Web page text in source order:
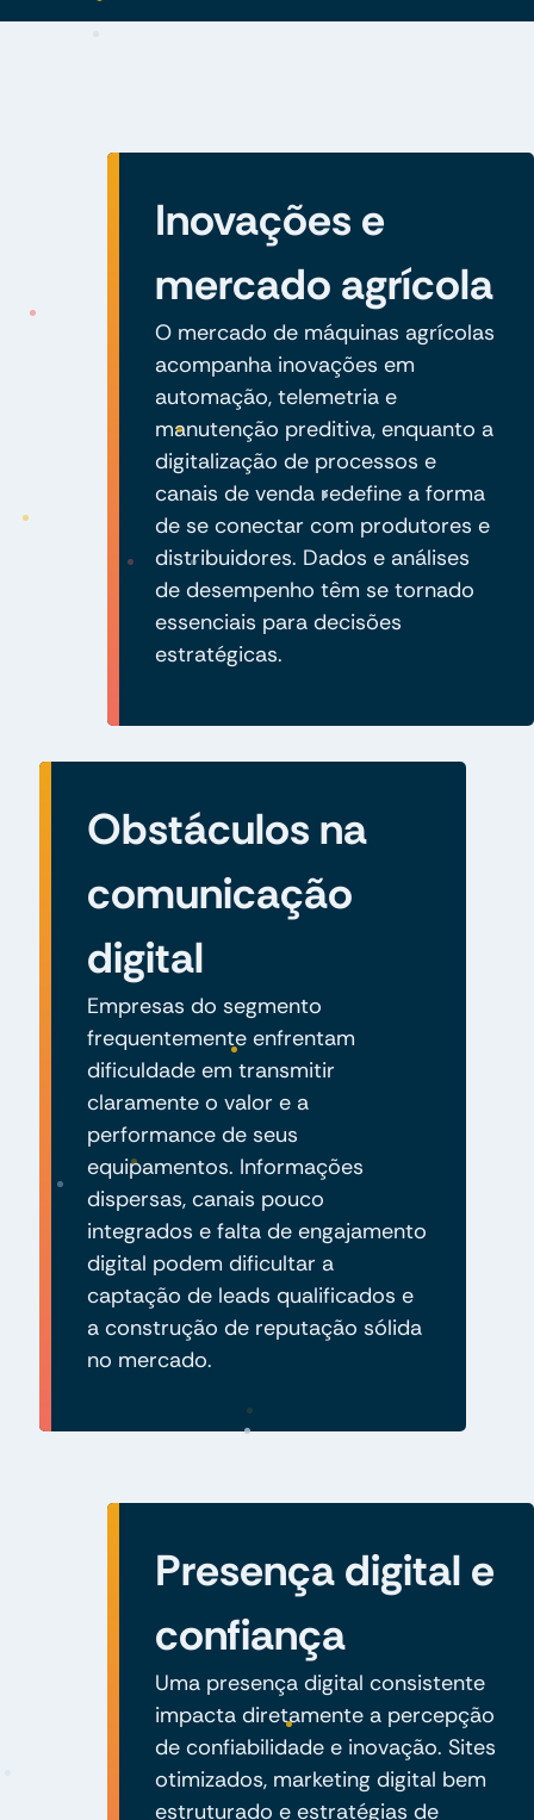
Inovações e
mercado agrícola
O mercado de máquinas agrícolas
acompanha inovações em
automação, telemetria e
manutenção preditiva, enquanto a
digitalização de processos e
canais de venda redefine a forma
de se conectar com produtores e
distribuidores. Dados e análises
de desempenho têm se tornado
essenciais para decisões
estratégicas.
Obstáculos na
comunicação
digital
Empresas do segmento
frequentemente enfrentam
dificuldade em transmitir
claramente o valor e a
performance de seus
equipamentos. Informações
dispersas, canais pouco
integrados e falta de engajamento
digital podem dificultar a
captação de leads qualificados e
a construção de reputação sólida
no mercado.
Presença digital e
confiança
Uma presença digital consistente
impacta diretamente a percepção
de confiabilidade e inovação. Sites
otimizados, marketing digital bem
estruturado e estratégias de